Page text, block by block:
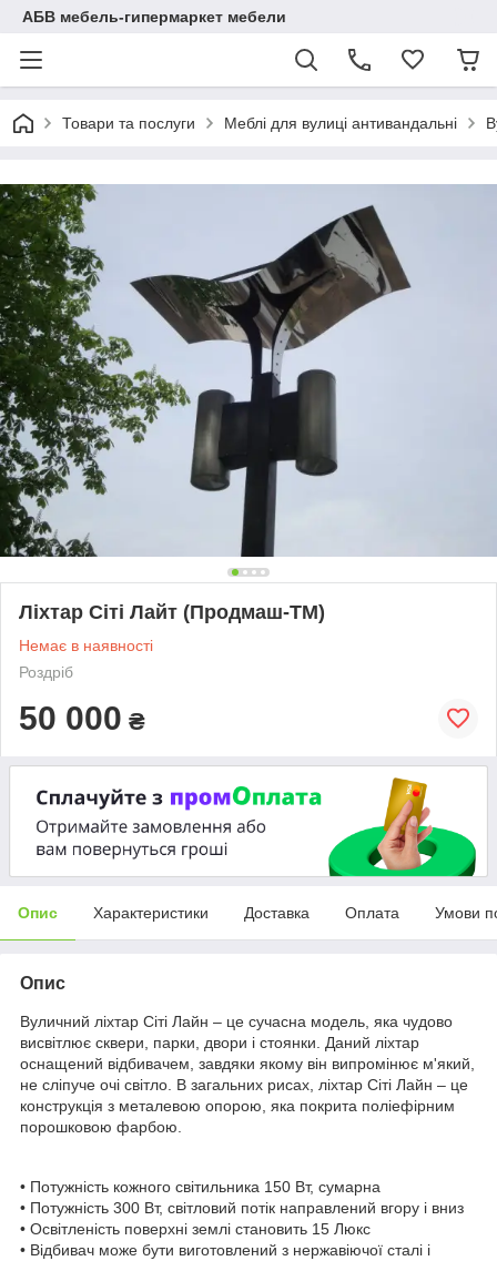
АБВ мебель-гипермаркет мебели
Товари та послуги Меблі для вулиці антивандальні
Ліхтар Сіті Лайт (Продмаш-ТМ)
Немає в наявності
Роздріб
50 000 ₴
Опис Характеристики Доставка Оплата Умови
Опис
Вуличний ліхтар Сіті Лайн – це сучасна модель, яка чудово
висвітлює сквери, парки, двори і стоянки. Даний ліхтар
оснащений відбивачем, завдяки якому він випромінює м'який,
не сліпуче очі світло. В загальних рисах, ліхтар Сіті Лайн – це
конструкція з металевою опорою, яка покрита поліефірним
порошковою фарбою.
• Потужність кожного світильника 150 Вт, сумарна
• Потужність 300 Вт, світловий потік направлений вгору і вниз
• Освітленість поверхні землі становить 15 Люкс
• Відбивач може бути виготовлений з нержавіючої сталі і